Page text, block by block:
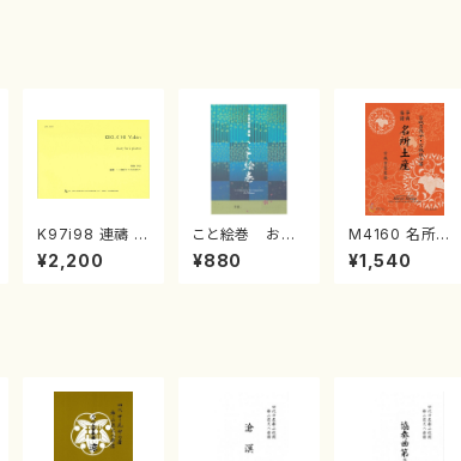
K97i98 連禱 :
2台ピアノのため
の（2 Pianos /
¥2,200
こと絵巻 お江
戸日本橋
¥880
M4160 名所土
産《箏曲楽譜》
（箏/宮城喜代
¥1,540